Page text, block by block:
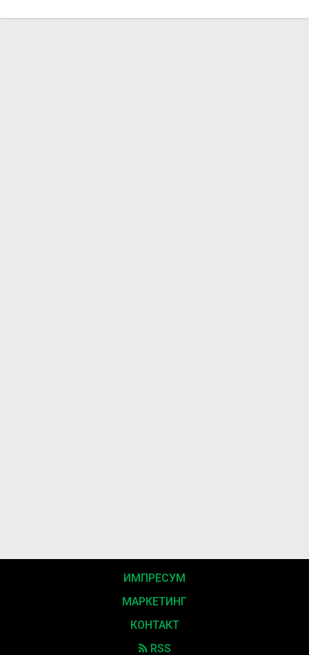
една испрати
Суперкупот
ПСЖ не е
ИМПРЕСУМ
МАРКЕТИНГ
КОНТАКТ
RSS